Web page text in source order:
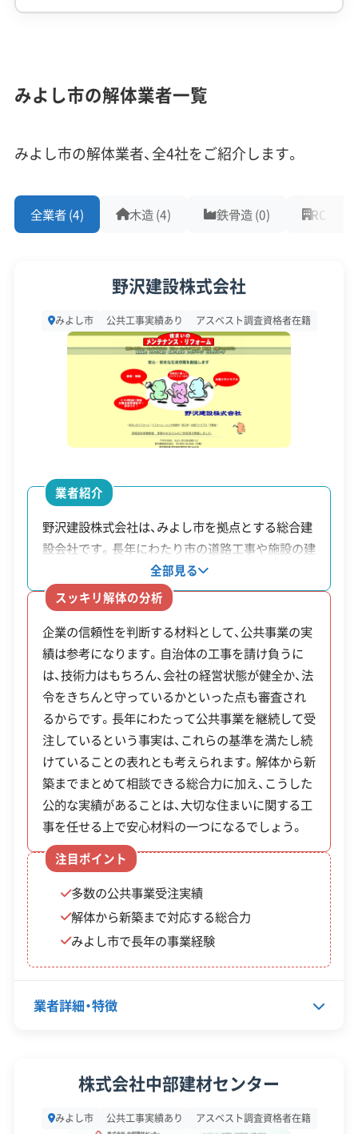
みよし市の解体工事では、開発の経緯が違う北
す。
みよし市で解体を計画する際は、物件が北部と南部
のどちらにあるかで、進め方が大きく変わります。
北部の三好ヶ丘エリアなどは、計画的に開発された
30〜40年が経ち、最初の住民の方々が高齢になった
ことで、相続をきっかけにした売却や解体の相談が
増えています。
ただし、このエリアは良好な住環境を守るための
「地区計画」が厳しく定められている場合が多く、解
体後に土地を細かく分けて売るなどの活用方法に
制限がかかることがあります。事前の確認が欠かせ
ません。
一方、南部の旧市街地では、古い木造住宅が密集し、
狭い道をどう解消するかが大きな課題です。市も防
災の観点からこの問題に力を入れており、手厚い補
助金を用意しています。
注意点として、昔からの土地は権利関係が複雑だっ
たり、お隣との境界線がはっきりしなかったりする
ケースも珍しくありません。そのため、工事を始め
る前に境界をはっきりさせる測量が必要になるこ
とがあります。
解体工事・空き家対策の補助金
みよし市には、古い木造住宅の解体やブロック
塀の撤去に関する補助金があります。特に、狭
い道を広げるためのセットバックに伴う測量
補助金額・率 対象・条件
従業員30人以上
中間処理場保有
公共工事の経験
アスベストレベル1,2除去 ブロック塀
土木工事
保有資格 (9)
建設業許可 解体工事業登録
産業廃棄物収集運搬業許可
産業廃棄物処分業許可
石綿作業主任者
建築物石綿含有建材調査者
解体工事施工技士
1級土木施工管理技士
1級建設機械施工管理技士
安全対策・リスク管理
工事賠償責任保険 違反歴なし 表彰・受賞
現場清掃
ISO認証
電子マニフェスト 地域貢献・ボランティア
顧客対応・サービス(17)
自社ホームページ 無料見積もり 不要品回収
不要品買取
不動産取引
補助金・助成金申請 土地活用
滅失登記
建設リサイクル届
近隣挨拶
翌営業日連絡
クレジットカード
解体ローン SNS 土対応
日祝対応
※項目にカーソルを合わせると詳細な説明が表示されます。
みよし市の解体業者一覧
みよし市の解体業者、全4社をご紹介します。
全業者 (4) 木造 (4) 鉄骨造 (0) RC造 (0)
野沢建設株式会社
みよし市 公共工事実績あり アスベスト調査資格者在籍
業者紹介
野沢建設株式会社は、みよし市を拠点とする総合建
設会社です。長年にわたり市の道路工事や施設の建
設といった公共事業を数多く手掛けています。公共
事業の受注には自治体による審査があるため、その
実績は技術力や経営の安定性を判断する上での一
つの目安になります。同社は総合建設業として、解
体工事だけでなく新築やリフォーム、外構工事にも
対応しています。そのため、解体後の土地活用とし
て新築や駐車場整備を考えている場合も、同時に相
談を進めることが可能です。
全部見る
スッキリ解体の分析
企業の信頼性を判断する材料として、公共事業の実
績は参考になります。自治体の工事を請け負うに
は、技術力はもちろん、会社の経営状態が健全か、法
令をきちんと守っているかといった点も審査され
るからです。長年にわたって公共事業を継続して受
注しているという事実は、これらの基準を満たし続
けていることの表れとも考えられます。解体から新
築までまとめて相談できる総合力に加え、こうした
公的な実績があることは、大切な住まいに関する工
事を任せる上で安心材料の一つになるでしょう。
注目ポイント
多数の公共事業受注実績
解体から新築まで対応する総合力
みよし市で長年の事業経験
業者詳細・特徴
株式会社中部建材センター
みよし市 公共工事実績あり アスベスト調査資格者在籍